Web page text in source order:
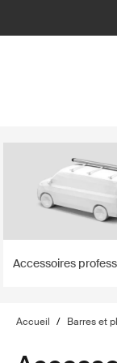
Accessoires
Accueil / Barres et